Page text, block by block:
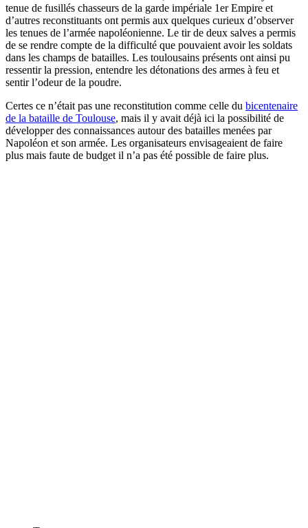
tenue de fusillés chasseurs de la garde impériale 1er Empire et
d’autres reconstituants ont permis aux quelques curieux d’observer
les tenues de l’armée napoléonienne. Le tir de deux salves a permis
de se rendre compte de la difficulté que pouvaient avoir les soldats
dans les champs de batailles. Les toulousains présents ont ainsi pu
ressentir la pression, entendre les détonations des armes à feu et
sentir l’odeur de la poudre.
Certes ce n’était pas une reconstitution comme celle du bicentenaire
de la bataille de Toulouse, mais il y avait déjà ici la possibilité de
développer des connaissances autour des batailles menées par
Napoléon et son armée. Les organisateurs envisageaient de faire
plus mais faute de budget il n’a pas été possible de faire plus.